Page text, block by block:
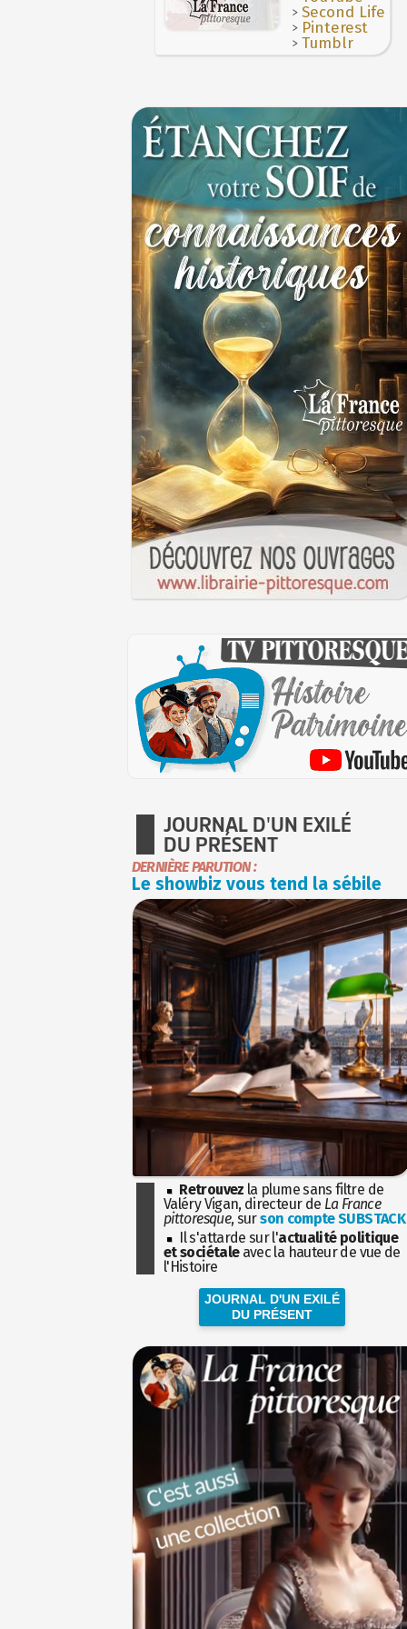
JOURNAL D'UN EXILÉ
DU PRÉSENT
DERNIÈRE PARUTION :
Le showbiz vous tend la sébile
Retrouvez la plume sans filtre de
Valéry Vigan, directeur de La France
pittoresque, surson compte SUBSTACK
Il s'attarde sur l'actualité politique
et sociétaleavec la hauteur de vue de
l'Histoire
JOURNAL D'UN EXILÉ
DU PRÉSENT
>Second Life
> Pinterest
>Tumblr